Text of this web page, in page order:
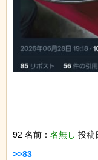
92 名前： 名無し 投稿
>>83